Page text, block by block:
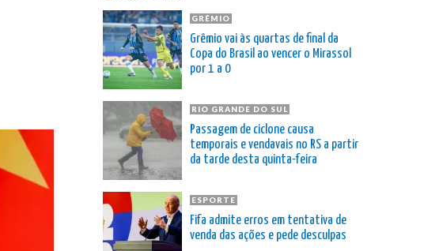
GRÊMIO
Grêmio vai às quartas de final da
Copa do Brasil ao vencer o Mirassol
por 1 a 0
RIO GRANDE DO SUL
Passagem de ciclone causa
temporais e vendavais no RS a partir
da tarde desta quinta-feira
ESPORTE
Fifa admite erros em tentativa de
venda das ações e pede desculpas